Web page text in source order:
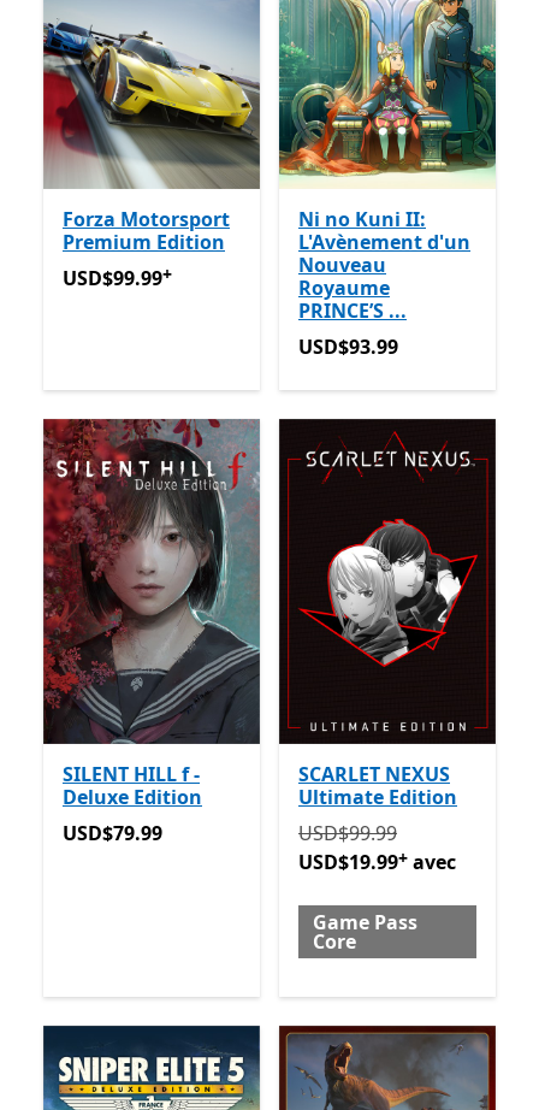
Forza Motorsport
Premium Edition
USD$99.99Avec des achats dans l’application
USD$99.99+
Ni no Kuni II:
L'Avènement d'un
Nouveau
Royaume
PRINCE’S ...
USD$93.99
USD$93.99
SILENT HILL f -
Deluxe Edition
USD$79.99
USD$79.99
SCARLET NEXUS
Ultimate Edition
Initialement USD$99.99
USD$99.99
USD$19.99+ avec
Game Pass
Core